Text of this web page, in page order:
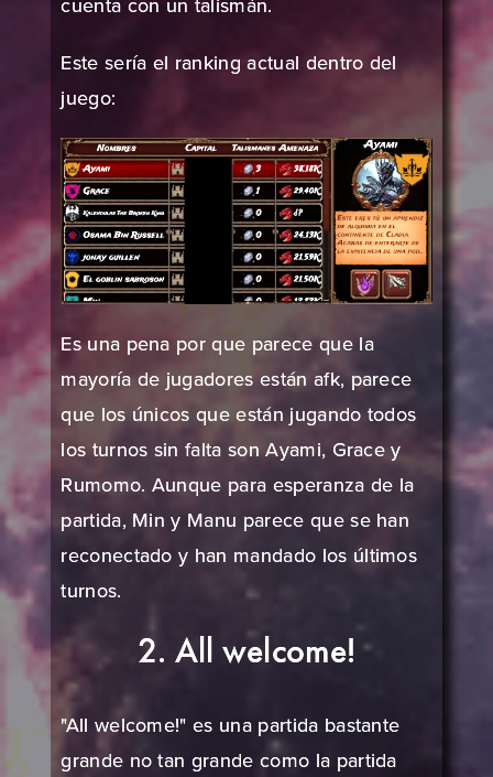
Este sería el ranking actual dentro del
juego:
Es una pena por que parece que la
mayoría de jugadores están afk, parece
que los únicos que están jugando todos
los turnos sin falta son Ayami, Grace y
Rumomo. Aunque para esperanza de la
partida, Min y Manu parece que se han
reconectado y han mandado los últimos
turnos.
2. All welcome!
"All welcome!" es una partida bastante
grande no tan grande como la partida